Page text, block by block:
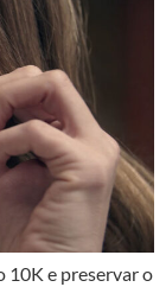
10K e preservar o